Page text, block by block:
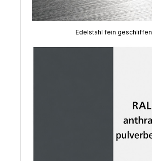
Edelstahl fein geschliffen